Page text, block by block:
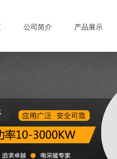
公司简介 产品展示